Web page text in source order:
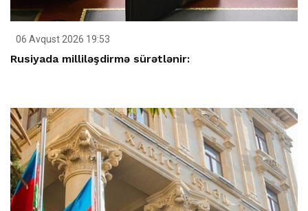
06 Avqust 2026 19:53
Rusiyada milliləşdirmə sürətlənir: